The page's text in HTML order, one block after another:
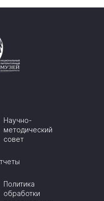
Научно-
методический
совет
Политика
обработки